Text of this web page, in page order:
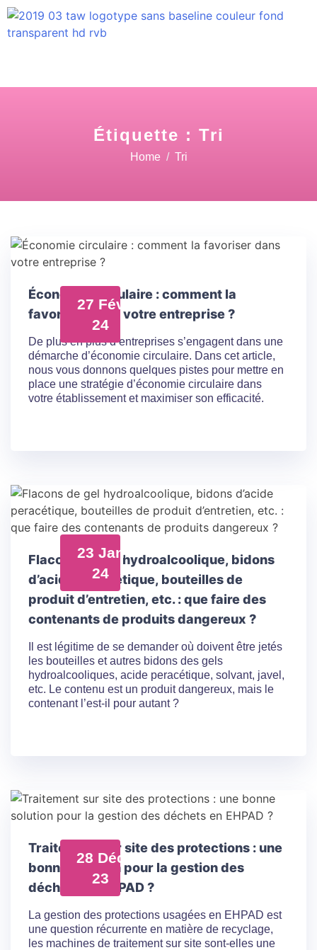
Étiquette : Tri
Home Tri
27 Fév
24
Économie circulaire : comment la
favoriser dans votre entreprise ?
De plus en plus d’entreprises s’engagent dans une
démarche d’économie circulaire. Dans cet article,
nous vous donnons quelques pistes pour mettre en
place une stratégie d’économie circulaire dans
votre établissement et maximiser son efficacité.
23 Jan
24
Flacons de gel hydroalcoolique, bidons
d’acide peracétique, bouteilles de
produit d’entretien, etc. : que faire des
contenants de produits dangereux ?
Il est légitime de se demander où doivent être jetés
les bouteilles et autres bidons des gels
hydroalcooliques, acide peracétique, solvant, javel,
etc. Le contenu est un produit dangereux, mais le
contenant l’est-il pour autant ?
28 Déc
23
Traitement sur site des protections : une
bonne solution pour la gestion des
déchets en EHPAD ?
La gestion des protections usagées en EHPAD est
une question récurrente en matière de recyclage,
les machines de traitement sur site sont-elles une